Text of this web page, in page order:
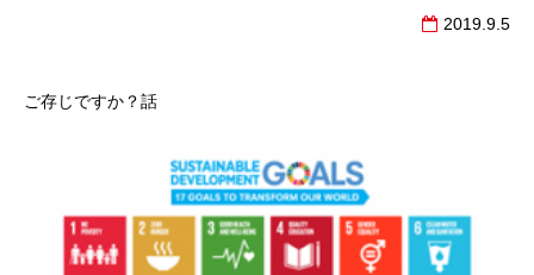
2019.9.5
ご存じですか？話